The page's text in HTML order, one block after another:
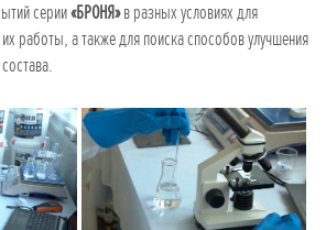
серии«БРОНЯ»в разных условиях для
работы, а также для поиска способов улучшения